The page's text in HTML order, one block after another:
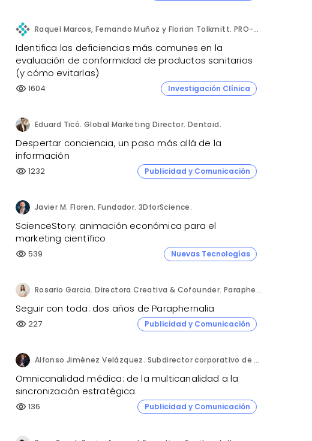
Raquel Marcos, Fernando Muñoz y Florian Tolkmitt. PRO-LIANCE GLOBAL SOLUTIONS GmbH.
Identifica las deficiencias más comunes en la
evaluación de conformidad de productos sanitarios
(y cómo evitarlas)
visibility 1604 Investigación Clínica
Eduard Ticó. Global Marketing Director. Dentaid.
Despertar conciencia, un paso más allá de la
información
visibility 1232 Publicidad y Comunicación
Javier M. Floren. Fundador. 3DforScience.
ScienceStory: animación económica para el
marketing científico
visibility 539 Nuevas Tecnologías
Rosario Garcia. Directora Creativa & Cofounder. Paraphernalia.
Seguir con toda: dos años de Paraphernalia
visibility 227 Publicidad y Comunicación
Alfonso Jiménez Velázquez. Subdirector corporativo de Marketing y Publicidad. Grupo Ultra Laboratorios.
Omnicanalidad médica: de la multicanalidad a la
sincronización estratégica
visibility 136 Publicidad y Comunicación